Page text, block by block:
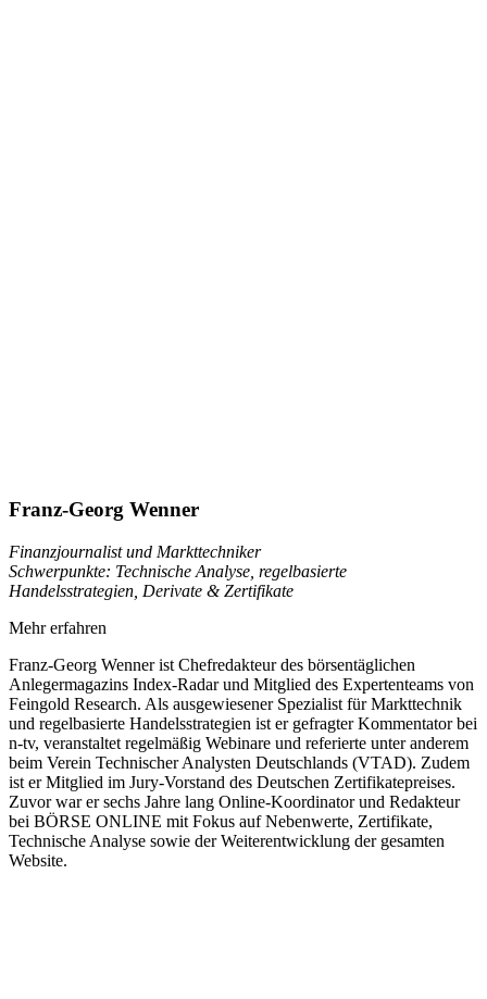
Franz-Georg Wenner
Finanzjournalist und Markttechniker
Schwerpunkte: Technische Analyse, regelbasierte
Handelsstrategien, Derivate & Zertifikate
Mehr erfahren
Franz-Georg Wenner ist Chefredakteur des börsentäglichen
Anlegermagazins Index-Radar und Mitglied des Expertenteams von
Feingold Research. Als ausgewiesener Spezialist für Markttechnik
und regelbasierte Handelsstrategien ist er gefragter Kommentator bei
n-tv, veranstaltet regelmäßig Webinare und referierte unter anderem
beim Verein Technischer Analysten Deutschlands (VTAD). Zudem
ist er Mitglied im Jury-Vorstand des Deutschen Zertifikatepreises.
Zuvor war er sechs Jahre lang Online-Koordinator und Redakteur
bei BÖRSE ONLINE mit Fokus auf Nebenwerte, Zertifikate,
Technische Analyse sowie der Weiterentwicklung der gesamten
Website.